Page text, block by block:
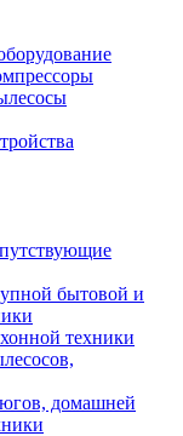
бытовой и
техники
домашней